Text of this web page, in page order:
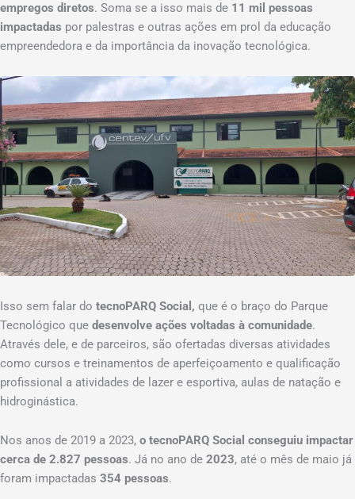
empregos diretos. Soma se a isso mais de 11 mil pessoas
impactadas por palestras e outras ações em prol da educação
empreendedora e da importância da inovação tecnológica.
Isso sem falar do tecnoPARQ Social, que é o braço do Parque
Tecnológico que desenvolve ações voltadas à comunidade.
Através dele, e de parceiros, são ofertadas diversas atividades
como cursos e treinamentos de aperfeiçoamento e qualificação
profissional a atividades de lazer e esportiva, aulas de natação e
hidroginástica.
Nos anos de 2019 a 2023, o tecnoPARQ Social conseguiu impactar
cerca de 2.827 pessoas. Já no ano de 2023, até o mês de maio já
foram impactadas 354 pessoas.